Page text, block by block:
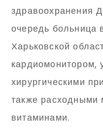
здравоохранения
очередь больница
Харьковской
кардиомонитором,
хирургическими
также расходными
витаминами.